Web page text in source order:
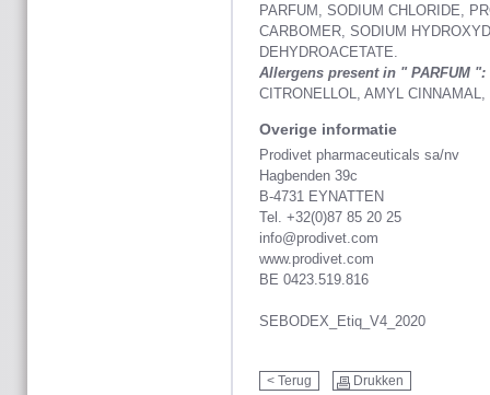
PARFUM, SODIUM CHLORIDE,
CARBOMER, SODIUM
DEHYDROACETATE.
Allergens present in " PARFUM ":
CITRONELLOL, AMYL
Overige informatie
Prodivet pharmaceuticals sa/nv
Hagbenden 39c
B-4731 EYNATTEN
Tel. +32(0)87 85 20 25
info@prodivet.com
www.prodivet.com
BE 0423.519.816
SEBODEX_Etiq_V4_2020
< Terug Drukken